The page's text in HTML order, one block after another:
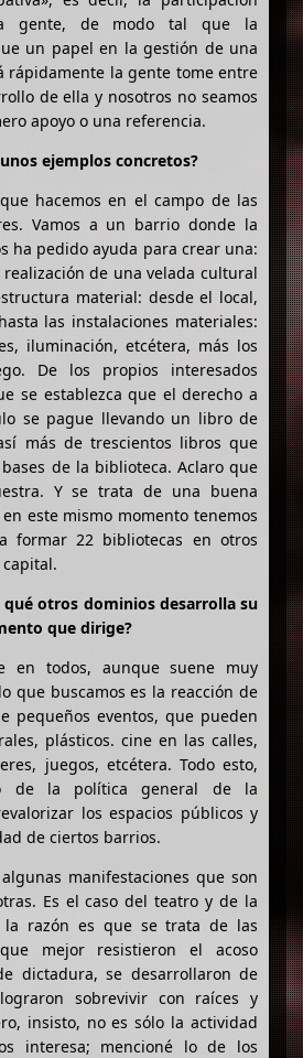
gente, de modo tal que la
un papel en la gestión de una
rápidamente la gente tome entre
de ella y nosotros no seamos
apoyo o una referencia.
ejemplos concretos?
hacemos en el campo de las
Vamos a un barrio donde la
ha pedido ayuda para crear una:
de una velada cultural
material: desde el local,
las instalaciones materiales:
iluminación, etcétera, más los
De los propios interesados
se establezca que el derecho a
se pague llevando un libro de
más de trescientos libros que
de la biblioteca. Aclaro que
Y se trata de una buena
este mismo momento tenemos
formar 22 bibliotecas en otros
qué otros dominios desarrolla su
que dirige?
en todos, aunque suene muy
que buscamos es la reacción de
pequeños eventos, que pueden
plásticos. cine en las calles,
juegos, etcétera. Todo esto,
de la política general de la
los espacios públicos y
de ciertos barrios.
manifestaciones que son
Es el caso del teatro y de la
la razón es que se trata de las
mejor resistieron el acoso
dictadura, se desarrollaron de
sobrevivir con raíces y
insisto, no es sólo la actividad
interesa; mencioné lo de los